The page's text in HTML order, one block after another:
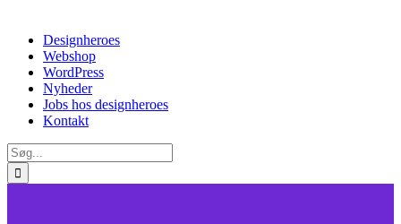
content
Designheroes
Webshop
WordPress
Nyheder
Jobs hos designheroes
Kontakt
Søg
efter: